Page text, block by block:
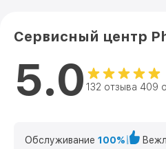
22PFS40 Philips
Сервисный центр
5.0 132 отзыва 409
Обслуживание 100%